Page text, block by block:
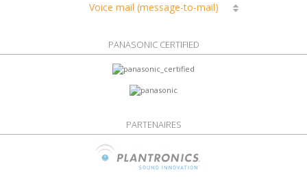
Voice mail (message-to-mail)
PANASONIC CERTIFIED
PARTENAIRES